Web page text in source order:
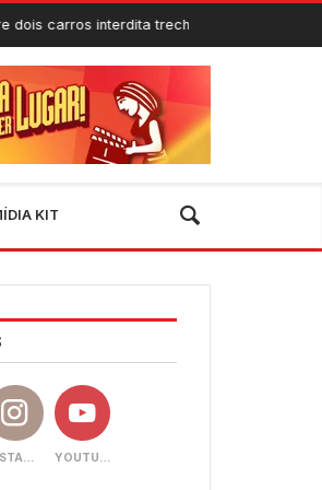
trecho da CE-060 entre Quixadá e
KIT
INSTAGRAM YOUTUBE